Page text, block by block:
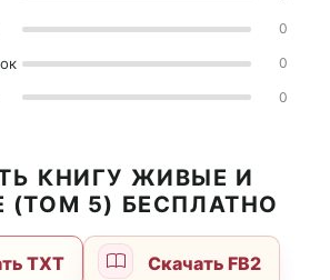
0
0
0
КНИГУ ЖИВЫЕ И
(ТОМ 5) БЕСПЛАТНО
TXT Скачать FB2